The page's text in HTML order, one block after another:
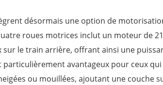
désormais une option de
roues motrices inclut un moteur de
sur le train arrière, offrant ainsi une
particulièrement avantageux pour ceux
ou mouillées, ajoutant une couche